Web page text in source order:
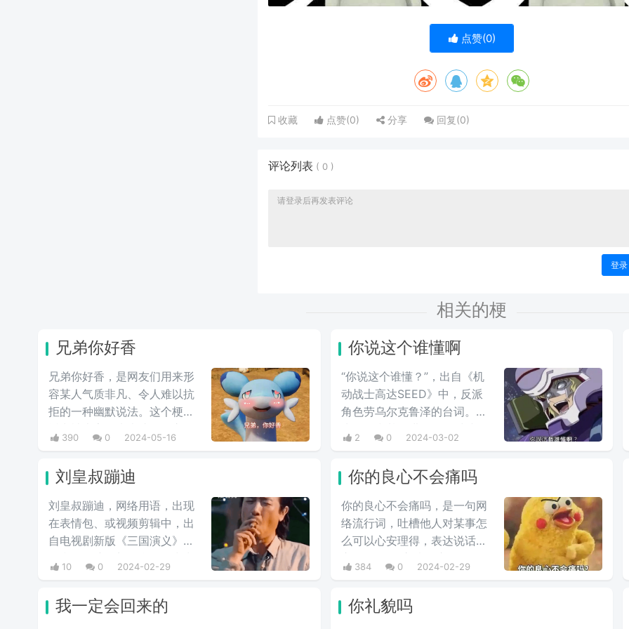
点赞(0)
收藏 点赞(0) 分享 回复(0)
评论列表 ( 0 )
登录
相关的梗
兄弟你好香
兄弟你好香，是网友们用来形
容某人气质非凡、令人难以抗
拒的一种幽默说法。这个梗最
近常被大家用来表达同性之间
的爱慕之情/或者单纯跟风玩
空间上发布的一些两位男人深
情互动的表情包，此时这个梗
已经初具雏形。而后来随着
chikawa的流行，有网友开始
给chikawa配上这类文字，两
者融合后意外爆火，表情包泛
390 0 2024-05-16
你说这个谁懂啊
“你说这个谁懂？”，出自《机
动战士高达SEED》中，反派
角色劳乌尔克鲁泽的台词。在
时候，高‌‌‌‌‌‌‌‌达seed中大反派反驳
出这句台词，非常具有新鲜
感。经常会在一些冗长难懂的
台词之后，有人引用这句话来
进行吐槽。
2 0 2024-03-02
刘皇叔蹦迪
刘皇叔蹦迪，网络用语，出现
在表情包、或视频剪辑中，出
自电视剧新版《三国演义》中
于和伟饰演的刘备台词。常常
与电影《一出好戏》中于和伟
份剪辑在一起，形成较大反
10 0 2024-02-29
你的良心不会痛吗
你的良心不会痛吗，是一句网
络流行词，吐槽他人对某事怎
么可以心安理得，表达说话人
心里mmp的心情。这里
的“痛”含有“内疚、愧疚、不好
意思。网络上主要用于吐槽别
384 0 2024-02-29
我一定会回来的 你礼貌吗